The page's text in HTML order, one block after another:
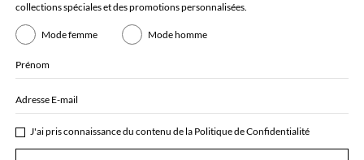
collections spéciales et des promotions personnalisées.
Mode femme Mode homme
Prénom
Adresse E-mail
J'ai pris connaissance du contenu de la Politique de Confidentialité